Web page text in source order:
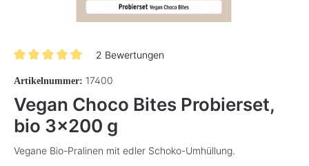
2 Bewertungen
Artikelnummer: 17400
Vegan Choco Bites Probierset,
bio 3x200 g
Vegane Bio-Pralinen mit edler Schoko-Umhüllung.